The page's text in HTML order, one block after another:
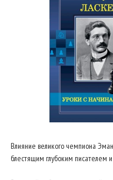
Влияние великого чемпиона
блестящим глубоким писателем